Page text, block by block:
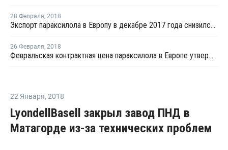
28 Февраля, 2018
Экспорт параксилола в Европу в декабре 2017 года снизился почти на 8% - Евростат
26 Февраля, 2018
Февральская контрактная цена параксилола в Европе утверждена на EUR15 за тонну выше января
22 Января, 2018
LyondellBasell закрыл завод ПНД в
Матагорде из-за технических проблем